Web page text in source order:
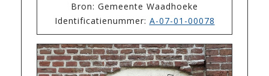
Bron: Gemeente Waadhoeke
Identificatienummer: A-07-01-00078